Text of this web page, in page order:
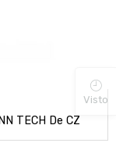
TECH De CZ
Visto